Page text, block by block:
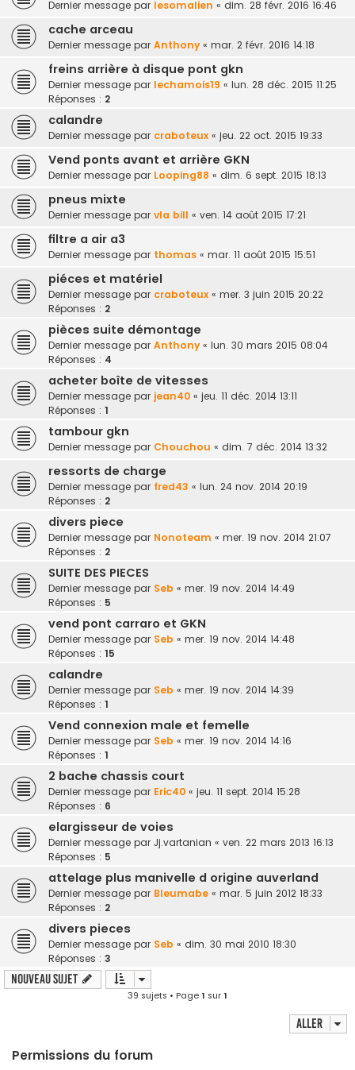
Dernier message par lesomalien « dim. 28 févr. 2016 16:46
cache arceau
Dernier message par Anthony « mar. 2 févr. 2016 14:18
freins arrière à disque pont gkn
Dernier message par lechamois19 « lun. 28 déc. 2015 11:25
Réponses : 2
calandre
Dernier message par craboteux « jeu. 22 oct. 2015 19:33
Vend ponts avant et arrière GKN
Dernier message par Looping88 « dim. 6 sept. 2015 18:13
pneus mixte
Dernier message par vla bill « ven. 14 août 2015 17:21
filtre a air a3
Dernier message par thomas « mar. 11 août 2015 15:51
piéces et matériel
Dernier message par craboteux « mer. 3 juin 2015 20:22
Réponses : 2
pièces suite démontage
Dernier message par Anthony « lun. 30 mars 2015 08:04
Réponses : 4
acheter boîte de vitesses
Dernier message par jean40 « jeu. 11 déc. 2014 13:11
Réponses : 1
tambour gkn
Dernier message par Chouchou « dim. 7 déc. 2014 13:32
ressorts de charge
Dernier message par fred43 « lun. 24 nov. 2014 20:19
Réponses : 2
divers piece
Dernier message par Nonoteam « mer. 19 nov. 2014 21:07
Réponses : 2
SUITE DES PIECES
Dernier message par Seb « mer. 19 nov. 2014 14:49
Réponses : 5
vend pont carraro et GKN
Dernier message par Seb « mer. 19 nov. 2014 14:48
Réponses : 15
calandre
Dernier message par Seb « mer. 19 nov. 2014 14:39
Réponses : 1
Vend connexion male et femelle
Dernier message par Seb « mer. 19 nov. 2014 14:16
Réponses : 1
2 bache chassis court
Dernier message par Eric40 « jeu. 11 sept. 2014 15:28
Réponses : 6
elargisseur de voies
Dernier message par Jj.vartanian « ven. 22 mars 2013 16:13
Réponses : 5
attelage plus manivelle d origine auverland
Dernier message par Bleumabe « mar. 5 juin 2012 18:33
Réponses : 2
divers pieces
Dernier message par Seb « dim. 30 mai 2010 18:30
Réponses : 3
Nouveau sujet
39 sujets • Page1 sur1
Aller
Permissions du forum